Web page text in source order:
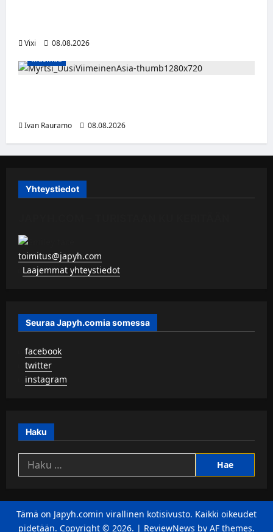
Vixi
08.08.2026
Musiikki
Ivan Rauramo 08.08.2026
Yhteystiedot
toimitus@japyh.com
Laajemmat yhteystiedot
Seuraa Japyh.comia somessa
facebook
twitter
instagram
Haku
Haku:
Tämä on Japyh.comin virallinen kotisivusto. Kaikki oikeudet
pidetään. Copyright © 2026. | ReviewNews by AF themes.